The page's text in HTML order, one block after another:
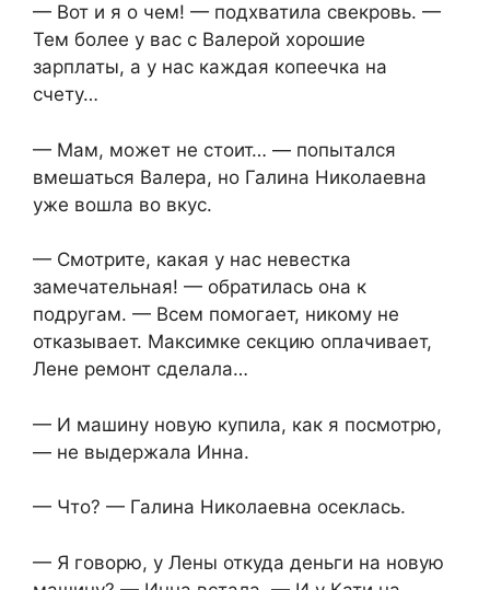
— Вот и я о чем! — подхватила свекровь. —
Тем более у вас с Валерой хорошие
зарплаты, а у нас каждая копеечка на
счету…
— Мам, может не стоит… — попытался
вмешаться Валера, но Галина Николаевна
уже вошла во вкус.
— Смотрите, какая у нас невестка
замечательная! — обратилась она к
подругам. — Всем помогает, никому не
отказывает. Максимке секцию оплачивает,
Лене ремонт сделала…
— И машину новую купила, как я посмотрю,
— не выдержала Инна.
— Что? — Галина Николаевна осеклась.
— Я говорю, у Лены откуда деньги на новую